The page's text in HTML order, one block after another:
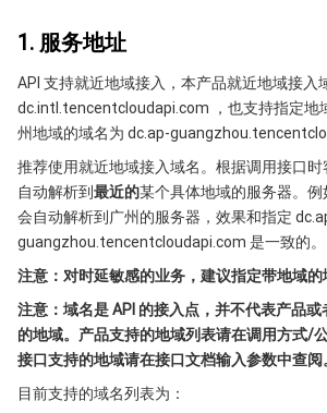
安全加速 SCDN
多网聚合加速（腾讯云聚通）
GPU 云服务器
专用宿主机
弹性伸缩
自动化助手
高性能计算集群
容器服务
服务网格
容器镜像服务
云原生分布式云中心
分布式云
本地专用集群
边缘可用区
专属可用区
微服务
弹性微服务
API 网关
注册配置治理
Serverless
云函数
基础存储服务
对象存储
文件存储
存储数据服务
日志服务
关系型数据库
2. 通信协议
3. 请求方法
4. 字符编码
1. 服务地址
API 支持就近地域接入，本产品就近地域接入
dc.intl.tencentcloudapi.com ，也支持指定地
州地域的域名为 dc.ap-
推荐使用就近地域接入域名。根据调用接口
自动解析到最近的某个具体地域的服务器。例
会自动解析到广州的服务器，效果和指定
guangzhou.tencentcloudapi.com 是一致的。
注意：对时延敏感的业务，建议指定带地域的
注意：域名是 API 的接入点，并不代表产品
的地域。产品支持的地域列表请在调用方式/
接口支持的地域请在接口文档输入参数中查阅
目前支持的域名列表为：